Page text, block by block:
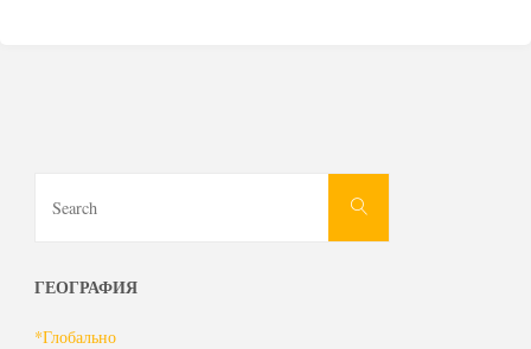
Search
ГЕОГРАФИЯ
*Глобально